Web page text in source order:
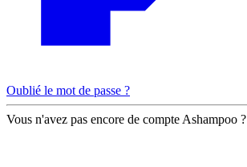
Oublié le mot de passe ?
Vous n'avez pas encore de compte Ashampoo ?